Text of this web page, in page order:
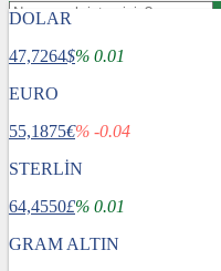
DOLAR
47,7264$% 0.01
EURO
55,1875€% -0.04
STERLİN
64,4550£% 0.01
GRAM ALTIN